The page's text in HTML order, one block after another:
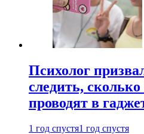
Психолог
следить,
проводят в
1 год спустя1 год спустя